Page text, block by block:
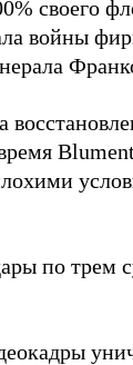
своего
войны
по трем